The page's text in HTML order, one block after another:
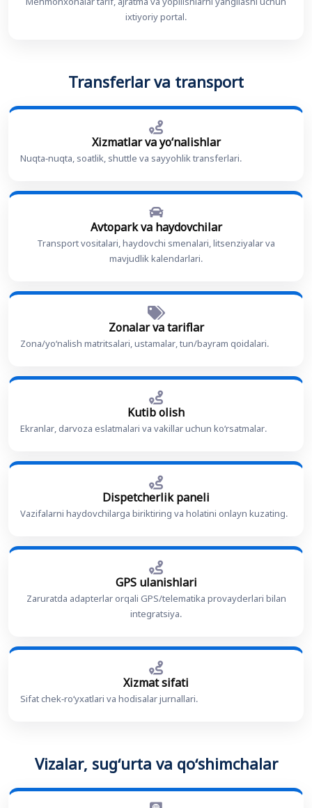
ixtiyoriy portal.
Transferlar va transport
Xizmatlar va yoʻnalishlar
Nuqta-nuqta, soatlik, shuttle va sayyohlik transferlari.
Avtopark va haydovchilar
Transport vositalari, haydovchi smenalari, litsenziyalar va
mavjudlik kalendarlari.
Zonalar va tariflar
Zona/yoʻnalish matritsalari, ustamalar, tun/bayram qoidalari.
Kutib olish
Ekranlar, darvoza eslatmalari va vakillar uchun koʻrsatmalar.
Dispetcherlik paneli
Vazifalarni haydovchilarga biriktiring va holatini onlayn kuzating.
GPS ulanishlari
Zaruratda adapterlar orqali GPS/telematika provayderlari bilan
integratsiya.
Xizmat sifati
Sifat chek-roʻyxatlari va hodisalar jurnallari.
Vizalar, sugʻurta va qoʻshimchalar